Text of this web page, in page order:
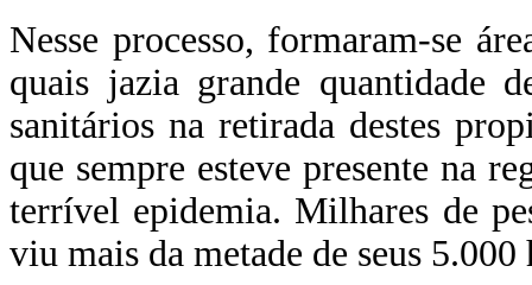
Nesse processo, formaram-se
quais jazia grande quantidade
sanitários na retirada destes
que sempre esteve presente na
terrível epidemia. Milhares de
viu mais da metade de seus